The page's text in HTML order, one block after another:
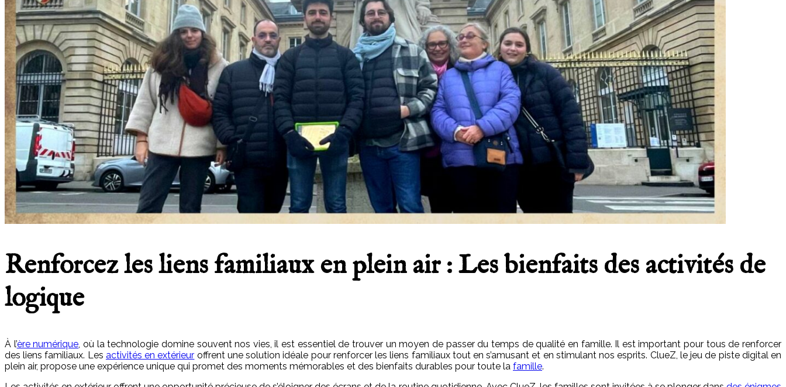
Renforcez les liens familiaux en plein air : Les bienfaits des activités de
logique
À l’ère numérique, où la technologie domine souvent nos vies, il est essentiel de trouver un moyen de passer du temps de qualité en famille. Il est important pour tous de renforcer
des liens familiaux. Les activités en extérieur offrent une solution idéale pour renforcer les liens familiaux tout en s’amusant et en stimulant nos esprits. ClueZ, le jeu de piste digital en
plein air, propose une expérience unique qui promet des moments mémorables et des bienfaits durables pour toute la famille.